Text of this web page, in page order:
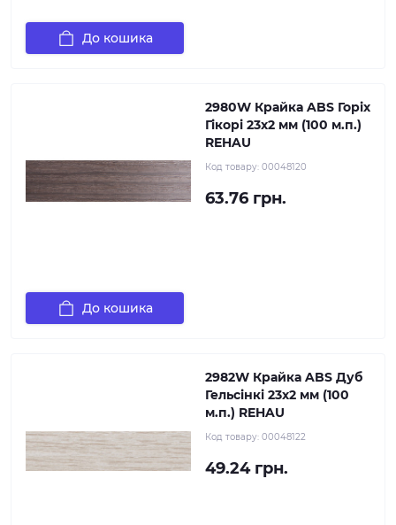
До кошика
2980W Крайка ABS Горіх
Гікорі 23х2 мм (100 м.п.)
REHAU
Код товару: 00048120
63.76 грн.
До кошика
2982W Крайка ABS Дуб
Гельсінкі 23х2 мм (100
м.п.) REHAU
Код товару: 00048122
49.24 грн.